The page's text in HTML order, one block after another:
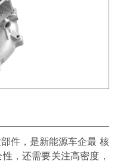
件，是新能源车企最 核
，还需要关注高密度，